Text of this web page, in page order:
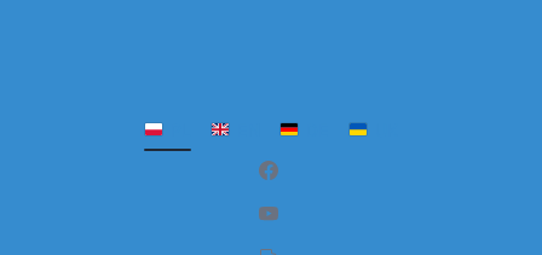
(opens in new window)
(opens in new window)